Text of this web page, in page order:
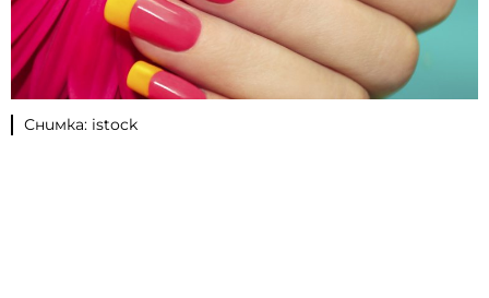
Снимка: istock